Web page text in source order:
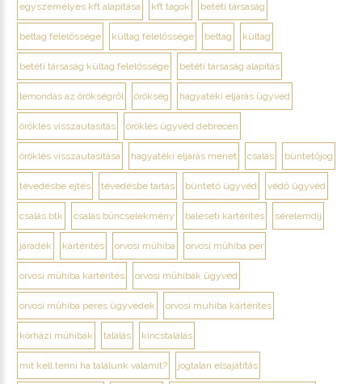
egyszemélyes kft alapítása kft tagok betéti társaság
beltag felelőssége kültag felelőssége beltag kültag
betéti társaság kültag felelőssége betéti társaság alapítás
lemondás az örökségről örökség hagyatéki eljárás ügyvéd
öröklés visszautasítás öröklés ügyvéd debrecen
öröklés visszautasítása hagyatéki eljárás menet csalás büntetőjog
tévedésbe ejtés tévedésbe tartás büntető ügyvéd védő ügyvéd
csalás btk csalás bűncselekmény baleseti kártérítés sérelemdíj
járadék kártérítés orvosi műhiba orvosi műhiba per
orvosi műhiba kártérítés orvosi műhibák ügyvéd
orvosi műhiba peres ügyvédek orvosi muhiba kártérítes
kórházi műhibák találás kincstalálás
mit kell tenni ha találunk valamit? jogtalan elsajátítás